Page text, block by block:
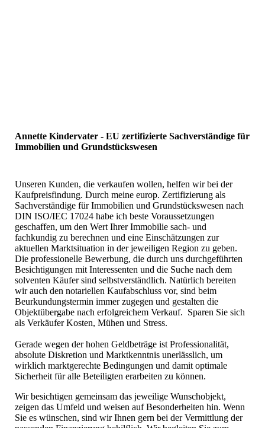
Annette Kindervater - EU zertifizierte Sachverständige für
Immobilien und Grundstückswesen
Unseren Kunden, die verkaufen wollen, helfen wir bei der
Kaufpreisfindung. Durch meine europ. Zertifizierung als
Sachverständige für Immobilien und Grundstückswesen nach
DIN ISO/IEC 17024 habe ich beste Voraussetzungen
geschaffen, um den Wert Ihrer Immobilie sach- und
fachkundig zu berechnen und eine Einschätzungen zur
aktuellen Marktsituation in der jeweiligen Region zu geben.
Die professionelle Bewerbung, die durch uns durchgeführten
Besichtigungen mit Interessenten und die Suche nach dem
solventen Käufer sind selbstverständlich. Natürlich bereiten
wir auch den notariellen Kaufabschluss vor, sind beim
Beurkundungstermin immer zugegen und gestalten die
Objektübergabe nach erfolgreichem Verkauf. Sparen Sie sich
als Verkäufer Kosten, Mühen und Stress.
Gerade wegen der hohen Geldbeträge ist Professionalität,
absolute Diskretion und Marktkenntnis unerlässlich, um
wirklich marktgerechte Bedingungen und damit optimale
Sicherheit für alle Beteiligten erarbeiten zu können.
Wir besichtigen gemeinsam das jeweilige Wunschobjekt,
zeigen das Umfeld und weisen auf Besonderheiten hin. Wenn
Sie es wünschen, sind wir Ihnen gern bei der Vermittlung der